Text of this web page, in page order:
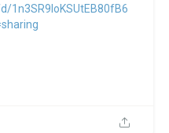
1n3SR9IoKSUtEB80fB6